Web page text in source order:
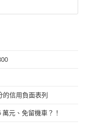
的信用負面表列
元、免留機車？！